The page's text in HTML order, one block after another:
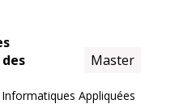
Master
Appliquées